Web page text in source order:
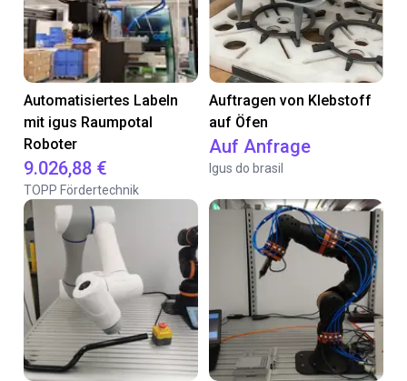
Automatisiertes Labeln
mit igus Raumpotal
Roboter
9.026,88 €
TOPP Fördertechnik
Auftragen von Klebstoff
auf Öfen
Auf Anfrage
Igus do brasil